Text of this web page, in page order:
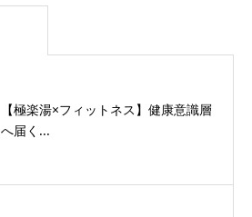
【極楽湯×フィットネス】健康意識層
へ届く...